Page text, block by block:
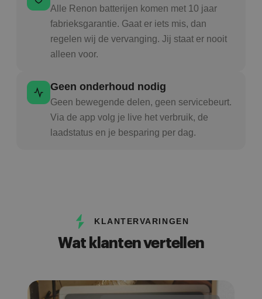
Alle Renon batterijen komen met 10 jaar
fabrieksgarantie. Gaat er iets mis, dan
regelen wij de vervanging. Jij staat er nooit
alleen voor.
Geen onderhoud nodig
Geen bewegende delen, geen servicebeurt.
Via de app volg je live het verbruik, de
laadstatus en je besparing per dag.
KLANTERVARINGEN
Wat klanten vertellen